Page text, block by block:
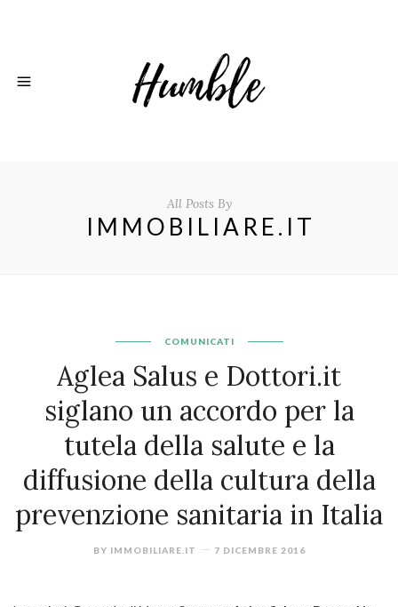
All Posts By
IMMOBILIARE.IT
COMUNICATI
Aglea Salus e Dottori.it
siglano un accordo per la
tutela della salute e la
diffusione della cultura della
prevenzione sanitaria in Italia
BY IMMOBILIARE.IT 7 DICEMBRE 2016